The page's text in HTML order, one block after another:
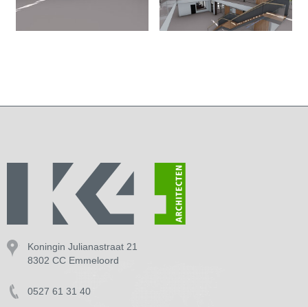
Koningin Julianastraat 21
8302 CC Emmeloord
0527 61 31 40